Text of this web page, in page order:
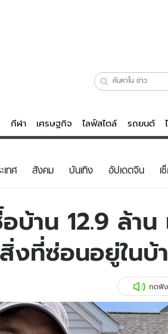
กีฬา เศรษฐกิจ ไลฟ์สไตล์ รถยนต์
ตรวจหวย
ทย
ไลฟ์สไตล์
วัยรุ่น
ไอที
รถยนต์
สุขภาพ
เที่ยว-กิน
Tasteful
เทศ สังคม บันเทิง อัปเดตจีน เ
บ้าน 12.9 ล้า
งที่ซ่อนอยู่ในบ้
กดฟัง